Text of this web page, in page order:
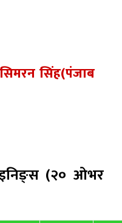
सिंह(पंजाब
(२० ओभर